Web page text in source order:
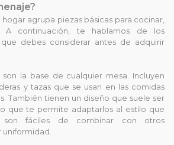
agrupa piezas básicas para cocinar,
A continuación, te hablamos de los
debes considerar antes de adquirir
son la base de cualquier mesa. Incluyen
y tazas que se usan en las comidas
También tienen un diseño que suele ser
que te permite adaptarlos al estilo que
son fáciles de combinar con otros